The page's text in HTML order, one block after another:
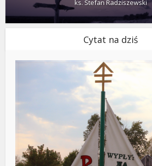
ks. Stefan Radziszewski
Cytat na dziś